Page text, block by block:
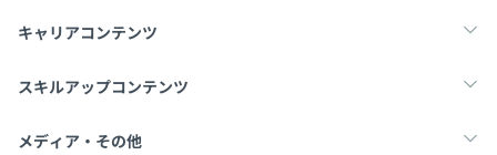
・OS：Linux・Docker
ミドルウェア
キャリアコンテンツ
転職・キャリア
スキルアップコンテンツ
学習
メディア・その他